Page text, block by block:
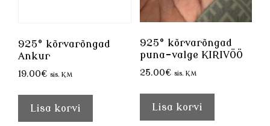
925° kõrvarõngad
Ankur
19.00€ sis. KM
Lisa korvi
925° kõrvarõngad
puna-valge KIRIVÖÖ
25.00€ sis. KM
Lisa korvi